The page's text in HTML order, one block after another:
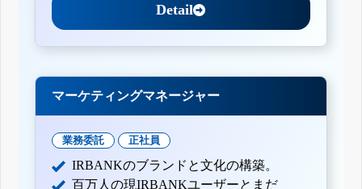
Detail
マーケティングマネージャー
業務委託 正社員
IRBANKのブランドと文化の構築。
百万人の現IRBANKユーザーとまだ